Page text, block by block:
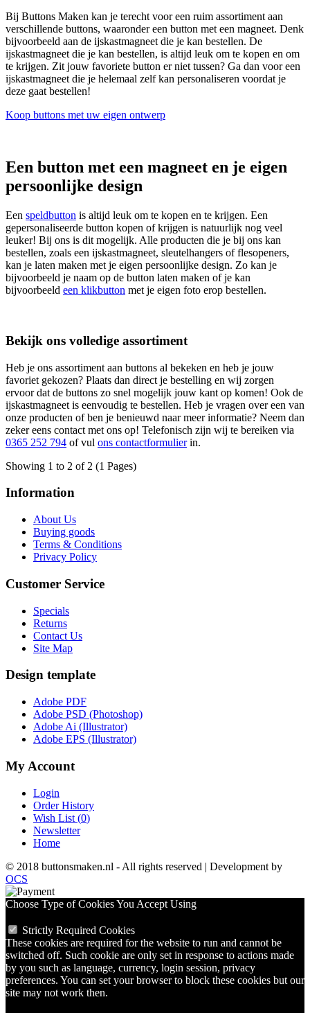
Bij Buttons Maken kan je terecht voor een ruim assortiment aan
verschillende buttons, waaronder een button met een magneet. Denk
bijvoorbeeld aan de ijskastmagneet die je kan bestellen. De
ijskastmagneet die je kan bestellen, is altijd leuk om te kopen en om
te krijgen. Zit jouw favoriete button er niet tussen? Ga dan voor een
ijskastmagneet die je helemaal zelf kan personaliseren voordat je
deze gaat bestellen!
Koop buttons met uw eigen ontwerp
Een button met een magneet en je eigen
persoonlijke design
Een speldbutton is altijd leuk om te kopen en te krijgen. Een
gepersonaliseerde button kopen of krijgen is natuurlijk nog veel
leuker! Bij ons is dit mogelijk. Alle producten die je bij ons kan
bestellen, zoals een ijskastmagneet, sleutelhangers of flesopeners,
kan je laten maken met je eigen persoonlijke design. Zo kan je
bijvoorbeeld je naam op de button laten maken of je kan
bijvoorbeeld een klikbutton met je eigen foto erop bestellen.
Bekijk ons volledige assortiment
Heb je ons assortiment aan buttons al bekeken en heb je jouw
favoriet gekozen? Plaats dan direct je bestelling en wij zorgen
ervoor dat de buttons zo snel mogelijk jouw kant op komen! Ook de
ijskastmagneet is eenvoudig te bestellen. Heb je vragen over een van
onze producten of ben je benieuwd naar meer informatie? Neem dan
zeker eens contact met ons op! Telefonisch zijn wij te bereiken via
0365 252 794 of vul ons contactformulierin.
Showing 1 to 2 of 2 (1 Pages)
Information
About Us
Buying goods
Terms & Conditions
Privacy Policy
Customer Service
Specials
Returns
Contact Us
Site Map
Design template
Adobe PDF
Adobe PSD (Photoshop)
Adobe Ai (Illustrator)
Adobe EPS (Illustrator)
My Account
Login
Order History
Wish List (0)
Newsletter
Home
© 2018 buttonsmaken.nl - All rights reserved | Development by
OCS
Choose Type of Cookies You Accept Using
Strictly Required Cookies
These cookies are required for the website to run and cannot be
switched off. Such cookie are only set in response to actions made
by you such as language, currency, login session, privacy
preferences. You can set your browser to block these cookies but our
site may not work then.